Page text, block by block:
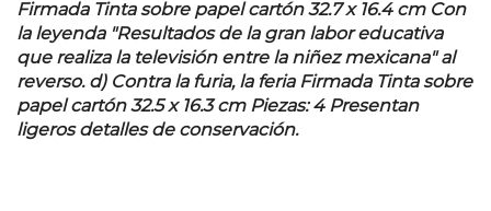
Firmada Tinta sobre papel cartón 32.7 x 16.4 cm Con
la leyenda "Resultados de la gran labor educativa
que realiza la televisión entre la niñez mexicana" al
reverso. d) Contra la furia, la feriaFirmada Tinta sobre
papel cartón 32.5 x 16.3 cm Piezas: 4 Presentan
ligeros detalles de conservación.